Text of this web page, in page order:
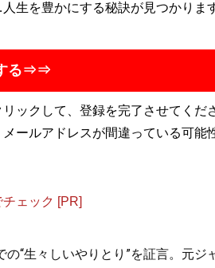
「言い換え術」を伝授。
な炎上事件や犯罪行為をどう見てき
ーネット批評本」！
生を豊かにする秘訣が見つかりま
る⇒⇒
ックして、登録を完了させてくだ
ールアドレスが間違っている可能
ェック [PR]
“生々しいやりとり”を証言。元ジ